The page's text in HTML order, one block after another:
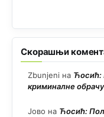
Скорашњи
Zbunjeni на Ћосић:
криминалне
Јово на Ћосић: